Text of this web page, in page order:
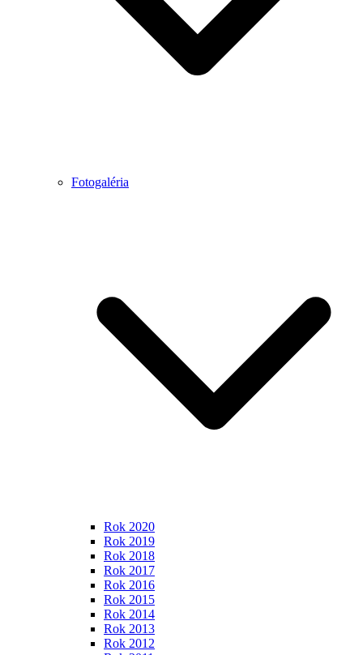
Fotogaléria
Rok 2020
Rok 2019
Rok 2018
Rok 2017
Rok 2016
Rok 2015
Rok 2014
Rok 2013
Rok 2012